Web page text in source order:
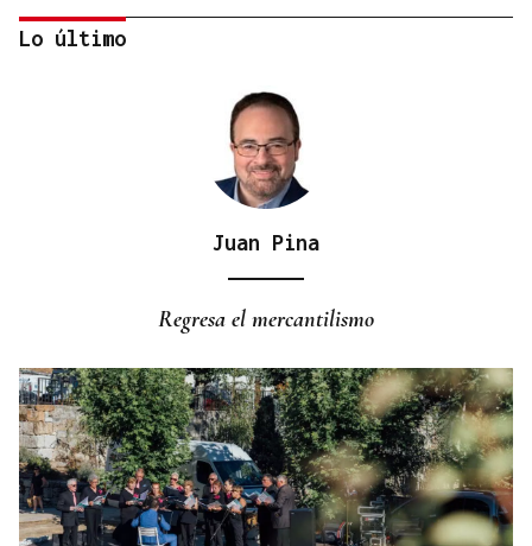
atrincherado en su vivienda
Lo último
Juan Pina
Regresa el mercantilismo